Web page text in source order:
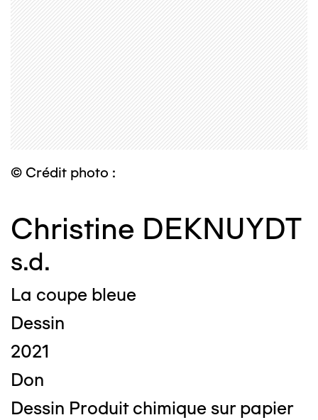
© Crédit photo :
Christine DEKNUYDT
s.d.
La coupe bleue
Dessin
2021
Don
Dessin Produit chimique sur papier